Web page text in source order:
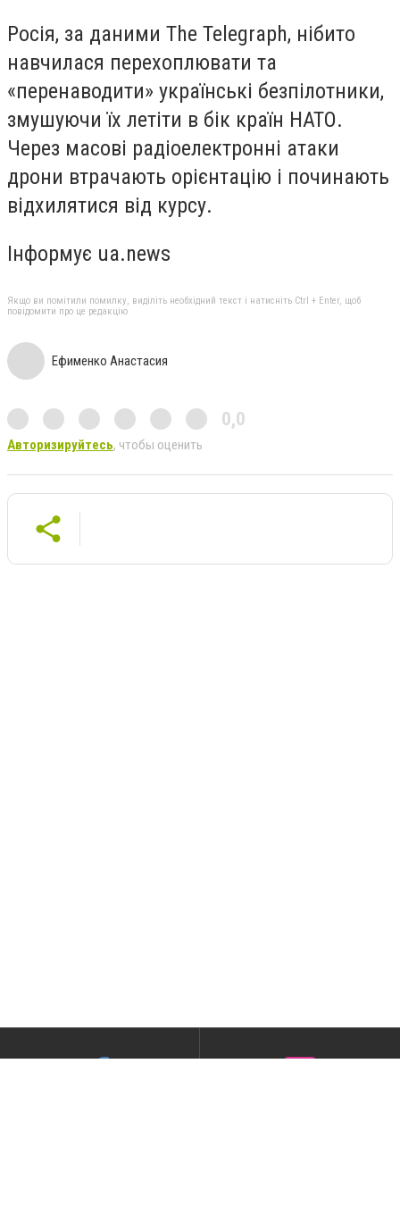
Росія, за даними The Telegraph, нібито
навчилася перехоплювати та
«перенаводити» українські безпілотники,
змушуючи їх летіти в бік країн НАТО.
Через масові радіоелектронні атаки
дрони втрачають орієнтацію і починають
відхилятися від курсу.
Інформує ua.news
Якщо ви помітили помилку, виділіть необхідний текст і натисніть Ctrl + Enter, щоб
повідомити про це редакцію
Ефименко Анастасия
0,0
Авторизируйтесь, чтобы оценить